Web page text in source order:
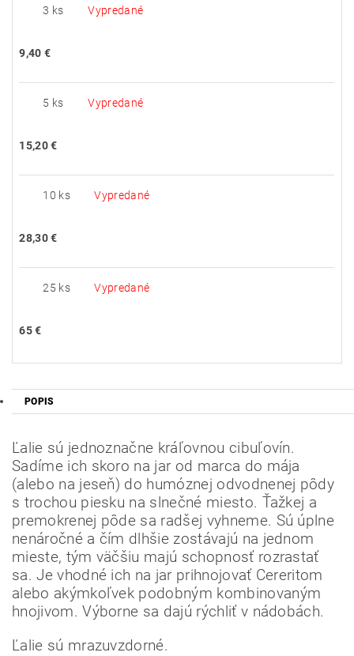
3 ks Vypredané
9,40 €
5 ks Vypredané
15,20 €
10 ks Vypredané
28,30 €
25 ks Vypredané
65 €
POPIS
Ľalie sú jednoznačne kráľovnou cibuľovín.
Sadíme ich skoro na jar od marca do mája
(alebo na jeseň) do humóznej odvodnenej pôdy
s trochou piesku na slnečné miesto. Ťažkej a
premokrenej pôde sa radšej vyhneme. Sú úplne
nenáročné a čím dlhšie zostávajú na jednom
mieste, tým väčšiu majú schopnosť rozrastať
sa. Je vhodné ich na jar prihnojovať Cereritom
alebo akýmkoľvek podobným kombinovaným
hnojivom. Výborne sa dajú rýchliť v nádobách.
Ľalie sú mrazuvzdorné.